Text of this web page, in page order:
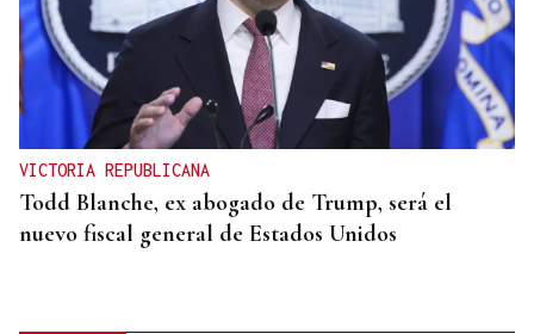
VICTORIA REPUBLICANA
Todd Blanche, ex abogado de Trump, será el
nuevo fiscal general de Estados Unidos